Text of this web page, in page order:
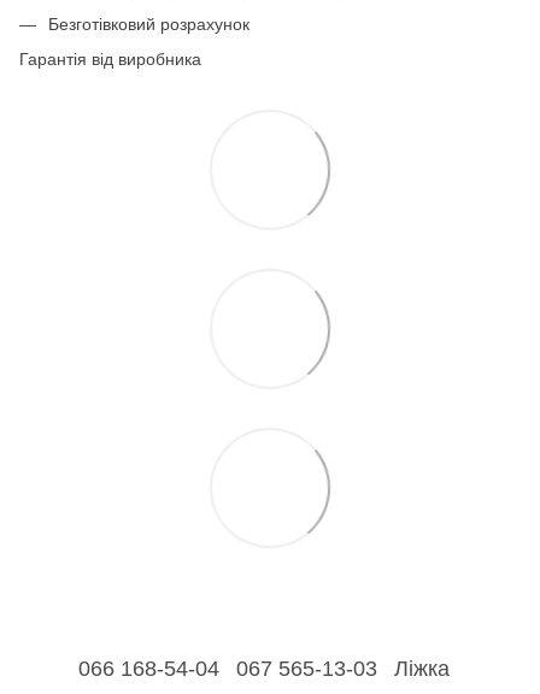
Безготівковий розрахунок
Гарантія від виробника
066 168-54-04 067 565-13-03 Ліжка